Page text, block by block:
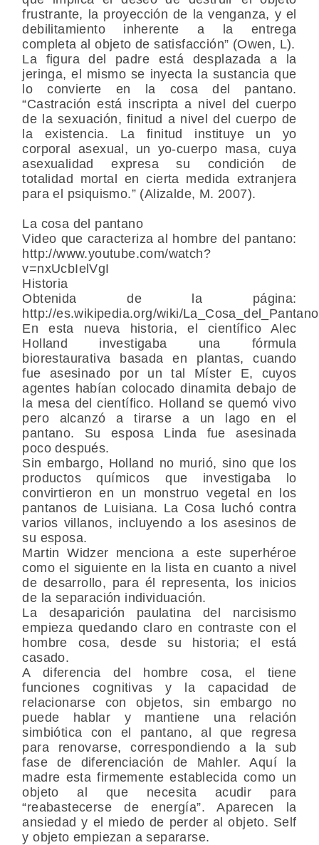
frustrante, la proyección de la venganza, y el
debilitamiento inherente a la entrega
completa al objeto de satisfacción” (Owen, L).
La figura del padre está desplazada a la
jeringa, el mismo se inyecta la sustancia que
lo convierte en la cosa del pantano.
“Castración está inscripta a nivel del cuerpo
de la sexuación, finitud a nivel del cuerpo de
la existencia. La finitud instituye un yo
corporal asexual, un yo-cuerpo masa, cuya
asexualidad expresa su condición de
totalidad mortal en cierta medida extranjera
para el psiquismo.” (Alizalde, M. 2007).
La cosa del pantano
Video que caracteriza al hombre del pantano:
http://www.youtube.com/watch?
v=nxUcbIelVgI
Historia
Obtenida de la página:
http://es.wikipedia.org/wiki/La_Cosa_del_Pantano
En esta nueva historia, el científico Alec
Holland investigaba una fórmula
biorestaurativa basada en plantas, cuando
fue asesinado por un tal Míster E, cuyos
agentes habían colocado dinamita debajo de
la mesa del científico. Holland se quemó vivo
pero alcanzó a tirarse a un lago en el
pantano. Su esposa Linda fue asesinada
poco después.
Sin embargo, Holland no murió, sino que los
productos químicos que investigaba lo
convirtieron en un monstruo vegetal en los
pantanos de Luisiana. La Cosa luchó contra
varios villanos, incluyendo a los asesinos de
su esposa.
Martin Widzer menciona a este superhéroe
como el siguiente en la lista en cuanto a nivel
de desarrollo, para él representa, los inicios
de la separación individuación.
La desaparición paulatina del narcisismo
empieza quedando claro en contraste con el
hombre cosa, desde su historia; el está
casado.
A diferencia del hombre cosa, el tiene
funciones cognitivas y la capacidad de
relacionarse con objetos, sin embargo no
puede hablar y mantiene una relación
simbiótica con el pantano, al que regresa
para renovarse, correspondiendo a la sub
fase de diferenciación de Mahler. Aquí la
madre esta firmemente establecida como un
objeto al que necesita acudir para
“reabastecerse de energía”. Aparecen la
ansiedad y el miedo de perder al objeto. Self
y objeto empiezan a separarse.